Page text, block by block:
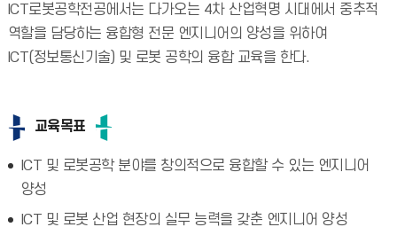
ICT로봇공학전공에서는 다가오는 4차 산업혁명 시대에서 중추적
역할을 담당하는 융합형 전문 엔지니어의 양성을 위하여
ICT(정보통신기술) 및 로봇 공학의 융합 교육을 한다.
교육목표
ICT 및 로봇공학 분야를 창의적으로 융합할 수 있는 엔지니어
양성
ICT 및 로봇 산업 현장의 실무 능력을 갖춘 엔지니어 양성